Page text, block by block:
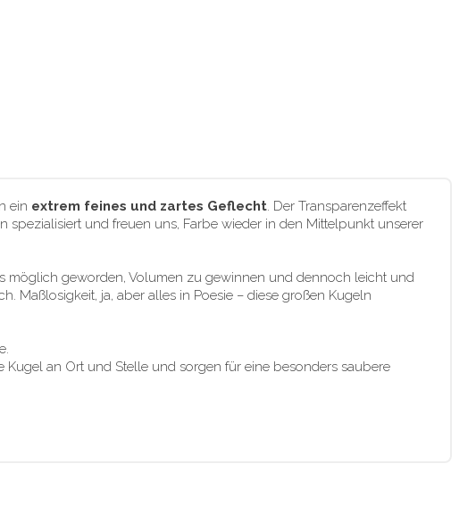
ein extrem feines und zartes Geflecht. Der Transparenzeffekt
spezialisiert und freuen uns, Farbe wieder in den Mittelpunkt unserer
möglich geworden, Volumen zu gewinnen und dennoch leicht und
Maßlosigkeit, ja, aber alles in Poesie – diese großen Kugeln
an Ort und Stelle und sorgen für eine besonders saubere